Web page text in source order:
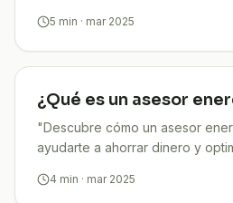
5 min · mar 2025
¿Qué es un asesor
"Descubre cómo un asesor
ayudarte a ahorrar dinero y
4 min · mar 2025